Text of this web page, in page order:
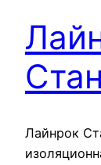
Лайнрок